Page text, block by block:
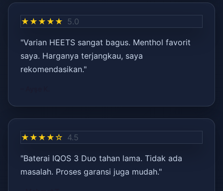
★★★★★ 5.0
"Varian HEETS sangat bagus. Menthol favorit
saya. Harganya terjangkau, saya
rekomendasikan."
★★★★☆ 4.5
"Baterai IQOS 3 Duo tahan lama. Tidak ada
masalah. Proses garansi juga mudah."